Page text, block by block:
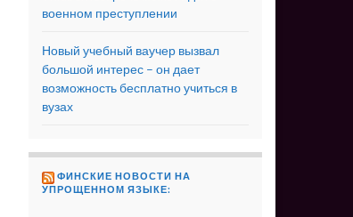
военном преступлении
Новый учебный ваучер вызвал
большой интерес – он дает
возможность бесплатно учиться в
вузах
ФИНСКИЕ НОВОСТИ НА
УПРОЩЕННОМ ЯЗЫКЕ: